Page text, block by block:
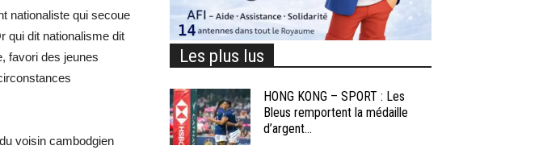
nationaliste qui secoue
qui dit nationalisme dit
favori des jeunes
voisin cambodgien
Les plus lus
HONG KONG – SPORT : Les
Bleus remportent la médaille
d’argent...